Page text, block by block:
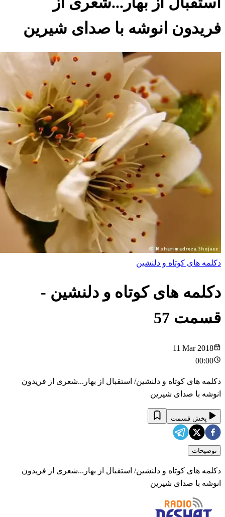
فریدون انوشه با صدای شیرین
دکلمه های کوتاه و دلنشین
دکلمه های کوتاه و دلنشین -
قسمت 57
11 Mar 2018
00:00
دکلمه های کوتاه و دلنشین/ استقبال از بهار...شعری از فریدون
انوشه با صدای شیرین
پخش قسمت
توضیحات
دکلمه های کوتاه و دلنشین/ استقبال از بهار...شعری از فریدون
انوشه با صدای شیرین